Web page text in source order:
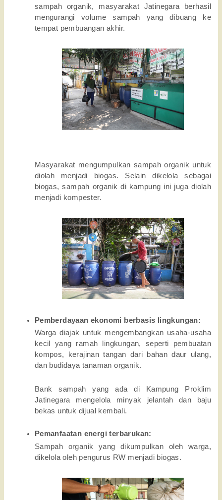
sampah organik, masyarakat Jatinegara berhasil
mengurangi volume sampah yang dibuang ke
tempat pembuangan akhir.
Masyarakat mengumpulkan sampah organik untuk
diolah menjadi biogas. Selain dikelola sebagai
biogas, sampah organik di kampung ini juga diolah
menjadi kompester.
Pemberdayaan ekonomi berbasis lingkungan:
Warga diajak untuk mengembangkan usaha-usaha
kecil yang ramah lingkungan, seperti pembuatan
kompos, kerajinan tangan dari bahan daur ulang,
dan budidaya tanaman organik.
Bank sampah yang ada di Kampung Proklim
Jatinegara mengelola minyak jelantah dan baju
bekas untuk dijual kembali.
Pemanfaatan energi terbarukan:
Sampah organik yang dikumpulkan oleh warga,
dikelola oleh pengurus RW menjadi biogas.